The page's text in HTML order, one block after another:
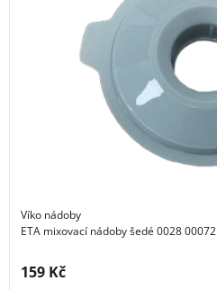
Víko nádoby
ETA mixovací nádoby šedé 0028 00072
Cena s DPH:
159 Kč